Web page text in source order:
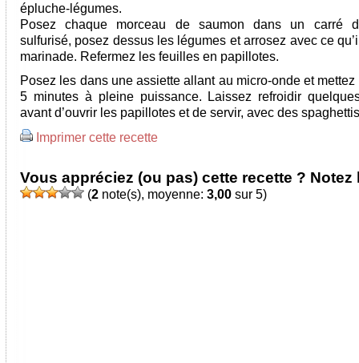
épluche-légumes.
Posez chaque morceau de saumon dans un carré
sulfurisé, posez dessus les légumes et arrosez avec ce
marinade. Refermez les feuilles en papillotes.
Posez les dans une assiette allant au micro-onde et
5 minutes à pleine puissance. Laissez refroidir
avant d’ouvrir les papillotes et de servir, avec des
Imprimer cette recette
Vous appréciez (ou pas) cette recette ? Notez
(2 note(s), moyenne: 3,00 sur 5)